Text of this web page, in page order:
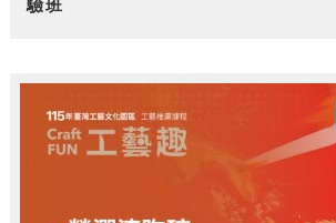
驗班